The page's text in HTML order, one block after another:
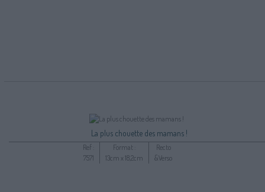
La plus chouette des mamans !
Ref :
7571
Format :
13cm x 18,2cm
Recto
&Verso